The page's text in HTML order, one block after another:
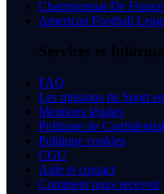
Championnat De
American Football
Services et
FAQ
Les missions de Sport
Mentions légales
Politique de
Politique cookies
CGU
Aide et contact
Comment nous recevoir